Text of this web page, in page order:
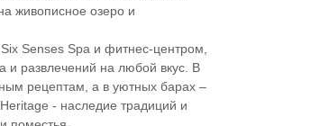
живописное озеро и
Senses Spa и фитнес-центром,
и развлечений на любой вкус. В
рецептам, а в уютных барах –
- наследие традиций и